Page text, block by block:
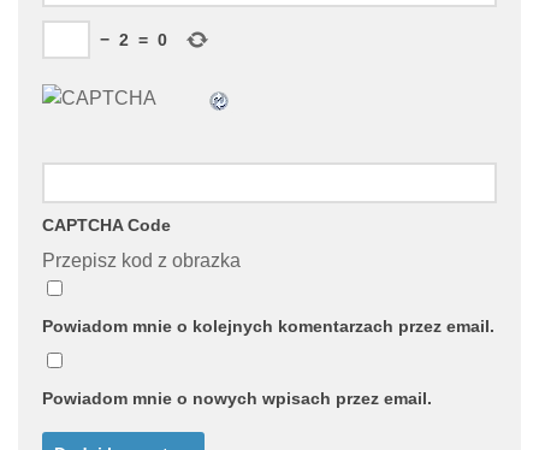
− 2 = 0
CAPTCHA Code
Przepisz kod z obrazka
Powiadom mnie o kolejnych komentarzach przez email.
Powiadom mnie o nowych wpisach przez email.